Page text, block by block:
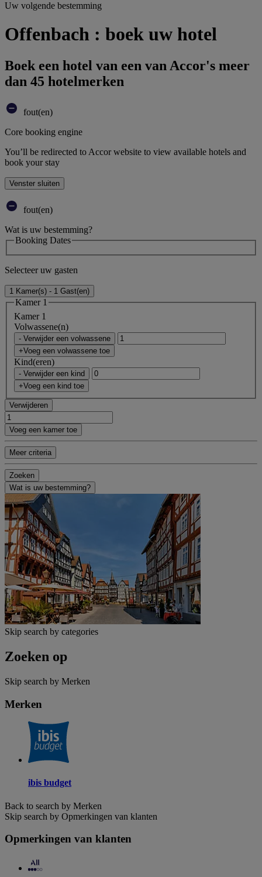
Uw volgende bestemming
Offenbach : boek uw hotel
Boek een hotel van een van Accor's meer
dan 45 hotelmerken
fout(en)
Core booking engine
You’ll be redirected to Accor website to view available hotels and
book your stay
Venster sluiten
fout(en)
Wat is uw bestemming?
Booking Dates
Selecteer uw gasten
1 Kamer(s) - 1 Gast(en)
Kamer 1
Kamer 1
Volwassene(n)
- Verwijder een volwassene
+Voeg een volwassene toe
Kind(eren)
- Verwijder een kind
+Voeg een kind toe
Verwijderen
Voeg een kamer toe
Meer criteria
Zoeken
Wat is uw bestemming?
Skip search by categories
Zoeken op
Skip search by Merken
Merken
ibis budget
Back to search by Merken
Skip search by Opmerkingen van klanten
Opmerkingen van klanten